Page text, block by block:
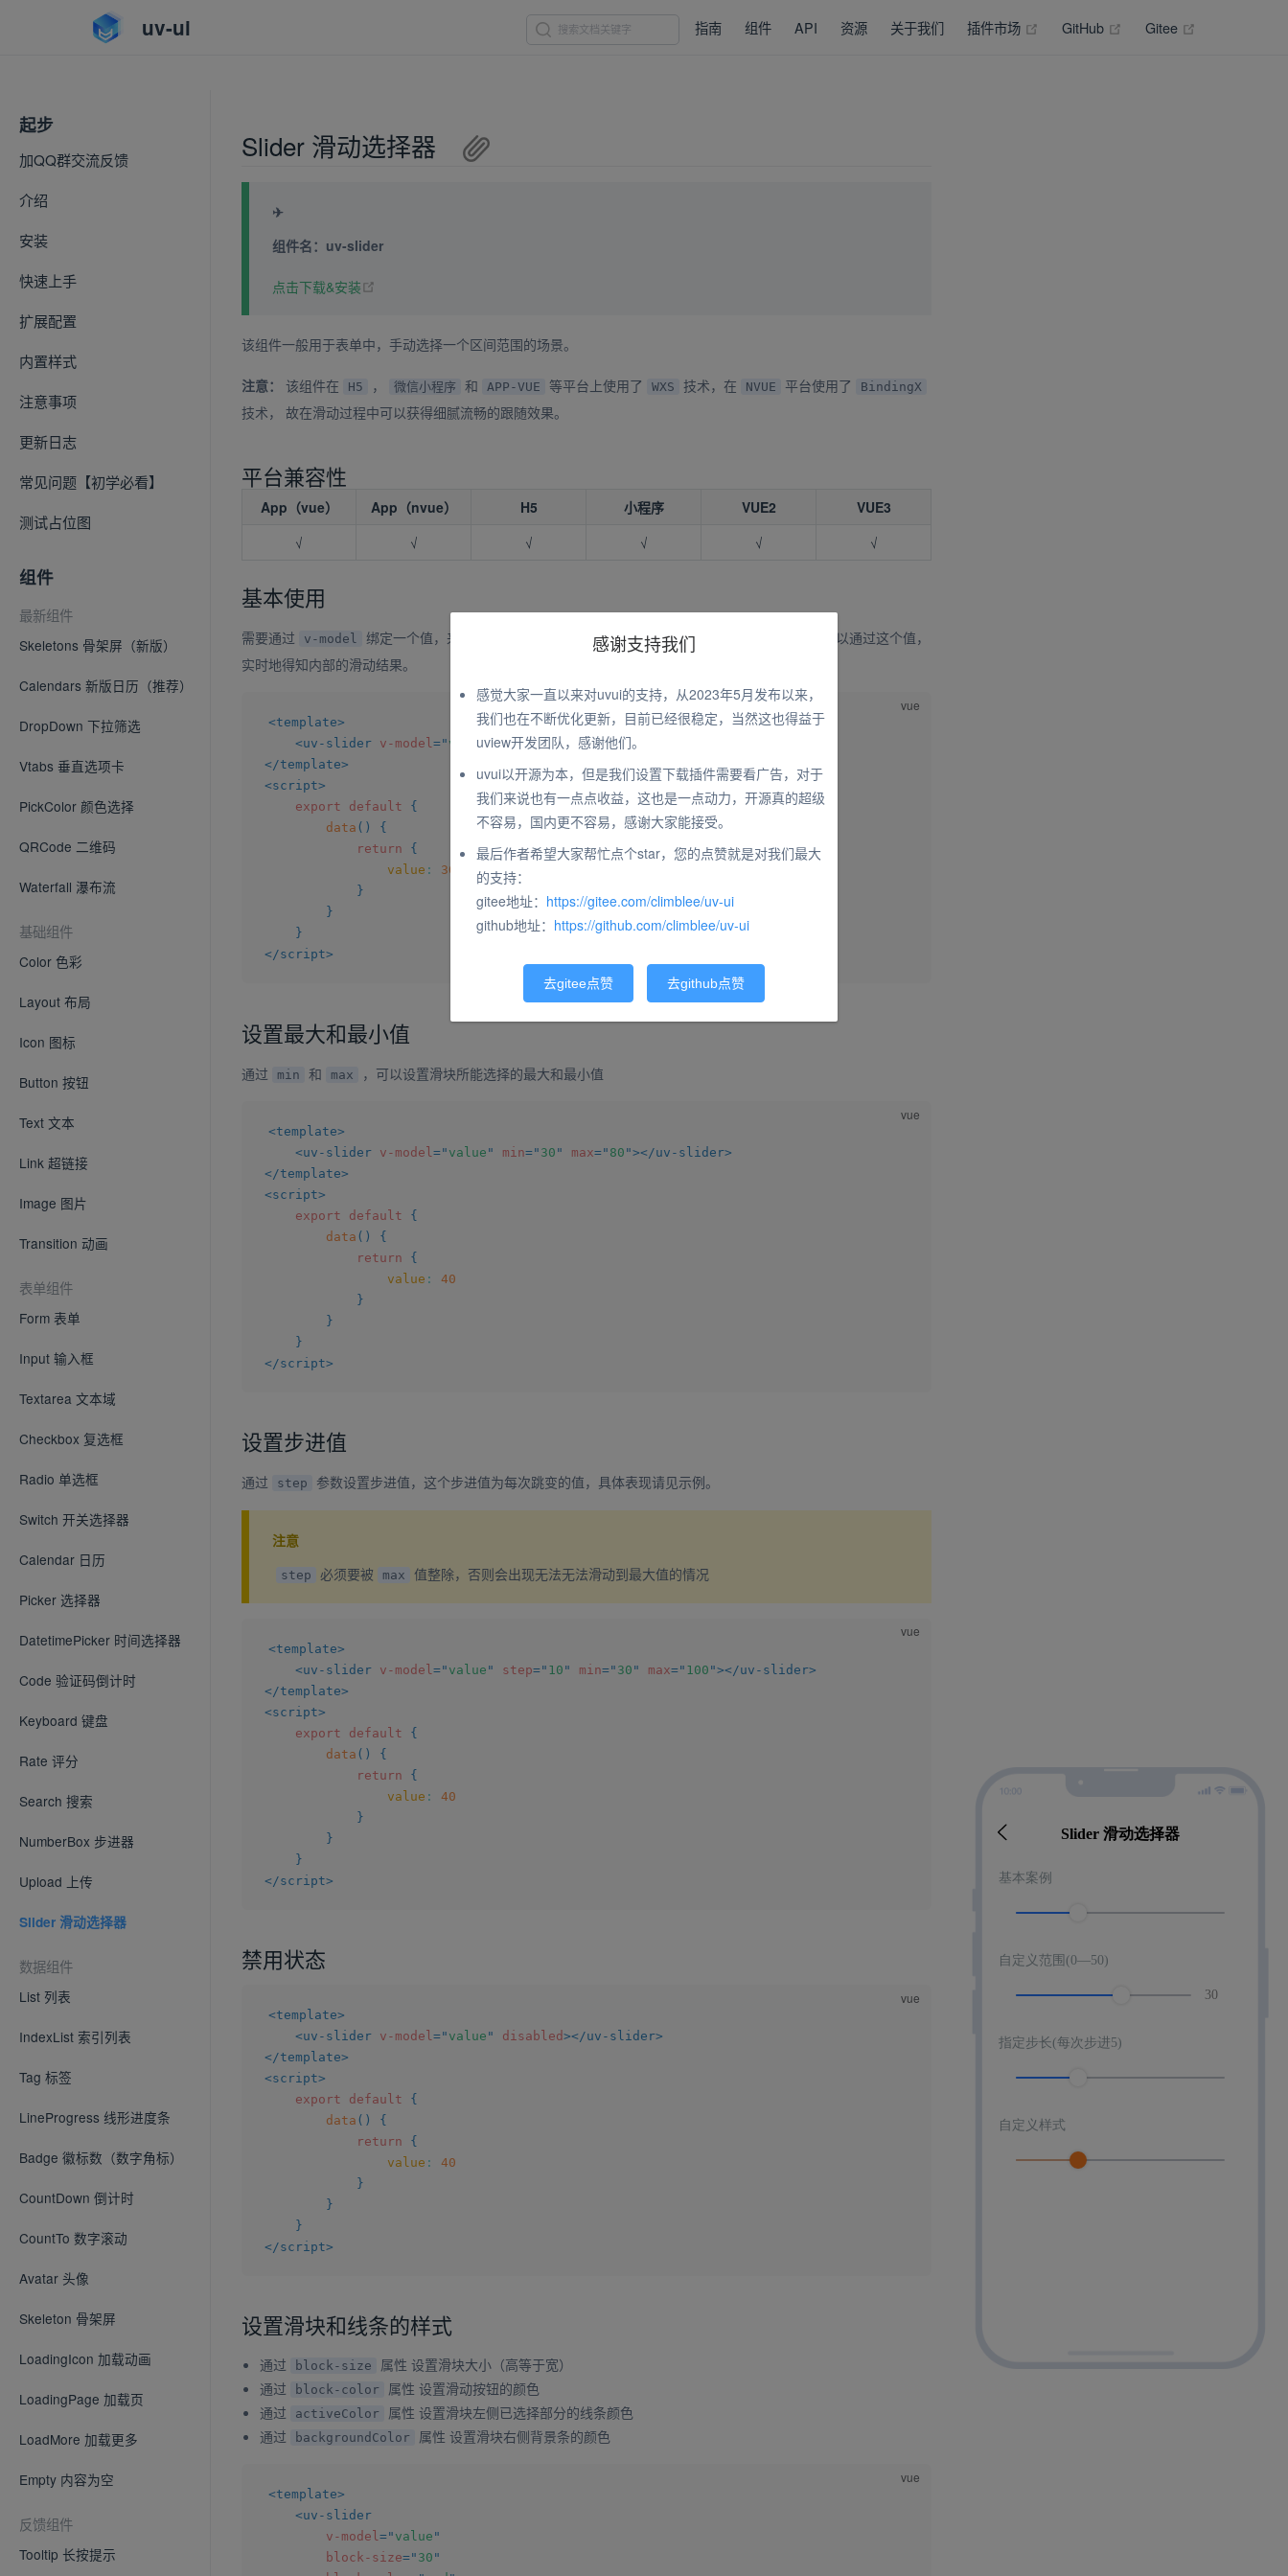
uv-ui 指南 组件 API 资源 关于我们 插件市场 (opens new window)
GitHub (opens new window)
Gitee
起步
加QQ群交流反馈
介绍
安装
快速上手
扩展配置
内置样式
注意事项
更新日志
常见问题【初学必看】
测试占位图
组件
最新组件
Skeletons 骨架屏（新版）
Calendars 新版日历（推荐）
DropDown 下拉筛选
Vtabs 垂直选项卡
PickColor 颜色选择
QRCode 二维码
Waterfall 瀑布流
基础组件
Color 色彩
Layout 布局
Icon 图标
Button 按钮
Text 文本
Link 超链接
Image 图片
Transition 动画
表单组件
Form 表单
Input 输入框
Textarea 文本域
Checkbox 复选框
Radio 单选框
Switch 开关选择器
Calendar 日历
Picker 选择器
DatetimePicker 时间选择器
Code 验证码倒计时
Keyboard 键盘
Rate 评分
Search 搜索
NumberBox 步进器
Upload 上传
Slider 滑动选择器
数据组件
List 列表
IndexList 索引列表
Tag 标签
LineProgress 线形进度条
Badge 徽标数（数字角标）
CountDown 倒计时
CountTo 数字滚动
Avatar 头像
Skeleton 骨架屏
LoadingIcon 加载动画
LoadingPage 加载页
LoadMore 加载更多
Empty 内容为空
反馈组件
Tooltip 长按提示
Slider 滑动选择器
✈
组件名：uv-slider
点击下载&安装
该组件一般用于表单中，手动选择一个区间范围的场景。
注意： 该组件在 H5 ， 微信小程序 和 APP-VUE 等平台上使用了 WXS 技术，在 NVUE 平台使用了 BindingX
技术， 故在滑动过程中可以获得细腻流畅的跟随效果。
平台兼容性
App（vue） App（nvue） H5 小程序 VUE2
VUE3
√
√ √ √ √ √
基本使用
需要通过 v-model
绑定一个值，来初始化滑块的选择值(0到100之间)，这个值是双向绑定的，您可以通过这个值，
实时地得知内部的滑动结果。
<template>
<uv-slider v-model=" value"></uv-slider>
</template>
<script>
export
default
{
data ( )
{
return
{
value :
30
}
}
}
</script>
设置最大和最小值
通过 min 和 max ，可以设置滑块所能选择的最大和最小值
<template>
<uv-slider v-model =" value " min=" 30 " max=" 80 "></uv-slider>
</template>
<script>
export
default
{
data ( )
{
return
{
value :
40
}
}
}
</script>
设置步进值
通过 step 参数设置步进值，这个步进值为每次跳变的值，具体表现请见示例。
注意
step 必须要被 max 值整除，否则会出现无法无法滑动到最大值的情况
<template>
<uv-slider v-model =" value " step=" 10 " min=" 30 " max=" 100 "></uv-slider>
</template>
<script>
export
default
{
data ( )
{
return
{
value :
40
}
}
}
</script>
禁用状态
<template>
<uv-slider v-model =" value " disabled></uv-slider>
</template>
<script>
export
default
{
data ( )
{
return
{
value :
40
}
}
}
</script>
设置滑块和线条的样式
通过 block-size
属性 设置滑块大小（高等于宽）
通过
block-color
属性 设置滑动按钮的颜色
通过
activeColor
属性 设置滑块左侧已选择部分的线条颜色
通过
backgroundColor 属性 设置滑块右侧背景条的颜色
<template>
<uv-slider
v-model=" value "
block-size=" 30 "
感谢支持我们
感觉大家一直以来对uvui的支持，从2023年5月发布以来，
我们也在不断优化更新，目前已经很稳定，当然这也得益于
uview开发团队，感谢他们。
uvui以开源为本，但是我们设置下载插件需要看广告，对于
我们来说也有一点点收益，这也是一点动力，开源真的超级
不容易，国内更不容易，感谢大家能接受。
最后作者希望大家帮忙点个star，您的点赞就是对我们最大
的支持：
gitee地址： https://gitee.com/climblee/uv-ui
github地址： https://github.com/climblee/uv-ui
去gitee点赞 去github点赞